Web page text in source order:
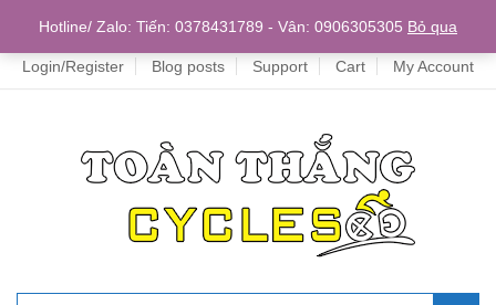
Home
Login/Register Blog posts Support Cart My Account
Hotline/ Zalo: Tiến: 0378431789 - Vân: 0906305305 Bỏ qua